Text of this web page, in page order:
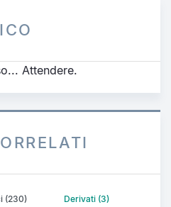
Attendere.
(230) Derivati (3)